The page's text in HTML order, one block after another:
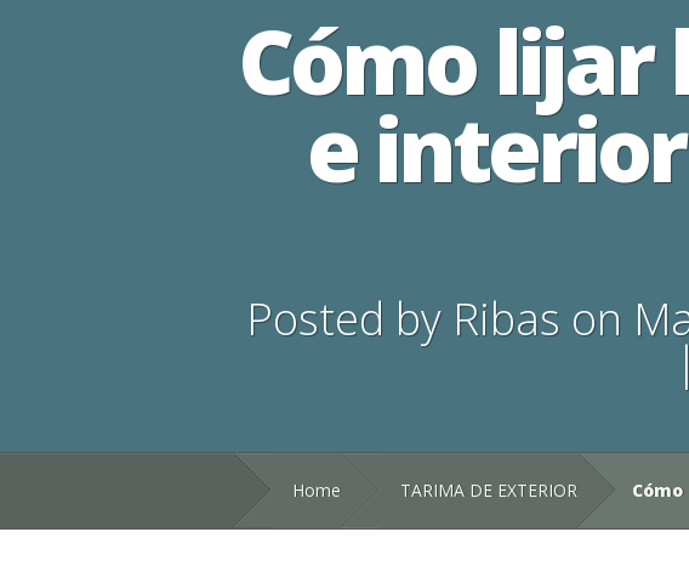
Cómo
e
Posted by Ribas on
Home TARIMA DE EXTERIOR